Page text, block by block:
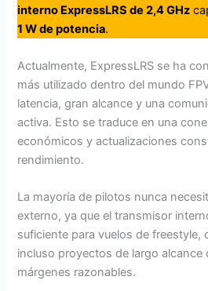
interno ExpressLRS de 2,4 GHz
1 W de potencia.
Actualmente, ExpressLRS se ha
más utilizado dentro del mundo
latencia, gran alcance y una
activa. Esto se traduce en una
económicos y actualizaciones
rendimiento.
La mayoría de pilotos nunca
externo, ya que el transmisor
suficiente para vuelos de freestyle,
incluso proyectos de largo alcance
márgenes razonables.